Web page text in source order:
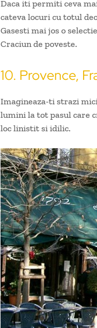
Daca iti permiti ceva
cateva locuri cu totul
Gasesti mai jos o
Craciun de poveste.
10. Provence,
Imagineaza-ti strazi
lumini la tot pasul care
loc linistit si idilic.